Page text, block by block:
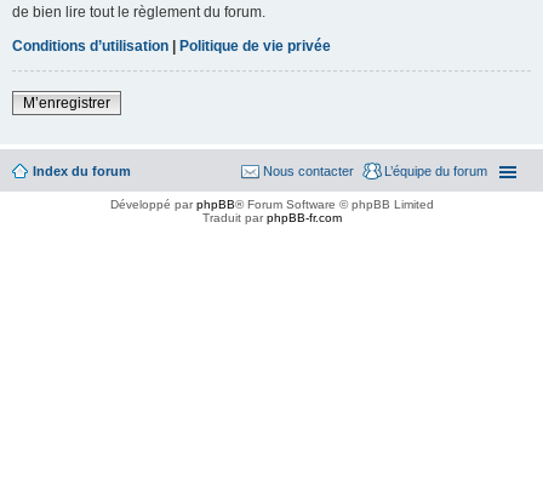
de bien lire tout le règlement du forum.
Conditions d’utilisation | Politique de vie privée
M’enregistrer
Index du forum L’équipe du forum
Nous contacter
Développé parphpBB® Forum Software © phpBB Limited
Traduit parphpBB-fr.com